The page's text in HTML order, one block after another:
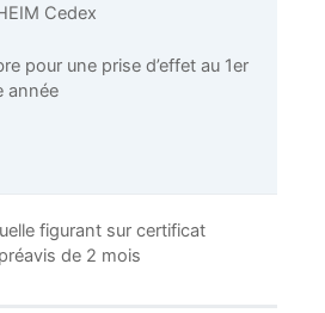
Cedex
pour une prise d’effet au 1er
année
figurant sur certificat
de 2 mois